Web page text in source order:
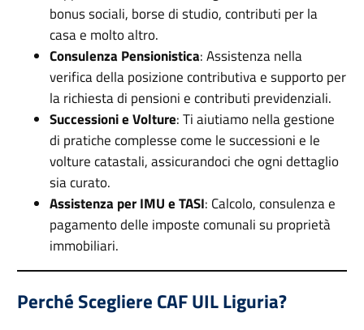
bonus sociali, borse di studio, contributi per la
casa e molto altro.
Consulenza Pensionistica: Assistenza nella
verifica della posizione contributiva e supporto per
la richiesta di pensioni e contributi previdenziali.
Successioni e Volture: Ti aiutiamo nella gestione
di pratiche complesse come le successioni e le
volture catastali, assicurandoci che ogni dettaglio
sia curato.
Assistenza per IMU e TASI: Calcolo, consulenza e
pagamento delle imposte comunali su proprietà
immobiliari.
Perché Scegliere CAF UIL Liguria?